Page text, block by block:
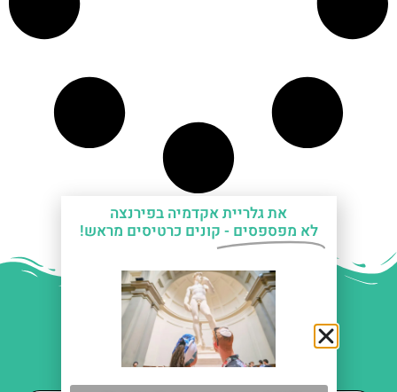
עזרה עם תכנון החופשה
בפירנצה?
את גלריית אקדמיה בפירנצה
לא מפספסים - קונים כרטיסים מראש!